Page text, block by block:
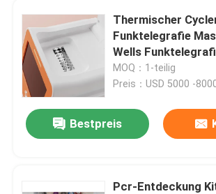
Thermischer
Funktelegrafie
Wells
Mini For Hospital
MOQ：1-teilig
Preis：USD 5000 -
Bestpreis
Pcr-Entdeckung